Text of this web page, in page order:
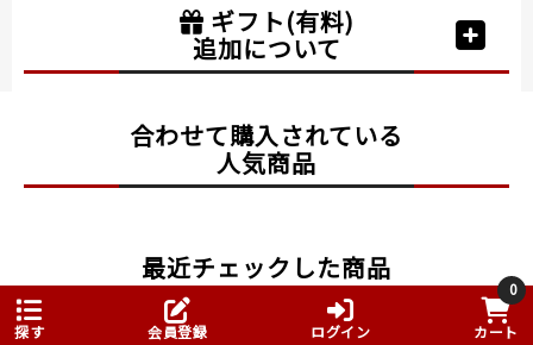
ギフト(有料)
追加について
合わせて購入されている
人気商品
最近チェックした商品
探す 会員登録 ログイン
0
カート